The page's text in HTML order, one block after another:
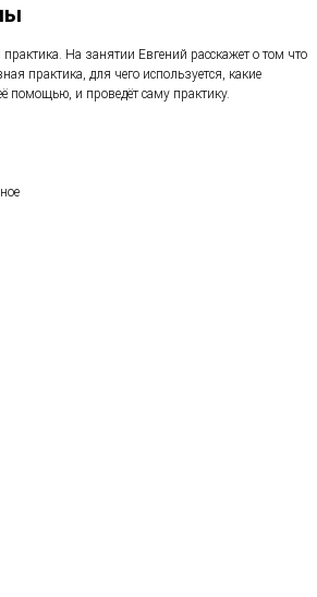
На занятии Евгений расскажет о том что
практика, для чего используется, какие
помощью, и проведëт саму практику.